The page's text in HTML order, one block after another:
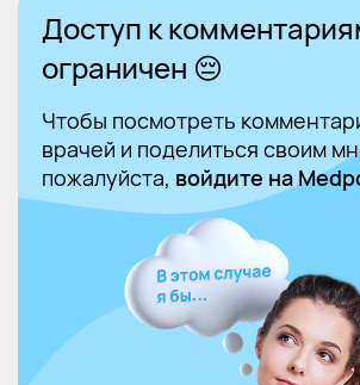
Доступ к
ограничен 😔
Чтобы посмотреть
врачей и поделиться своим
пожалуйста, войдите на